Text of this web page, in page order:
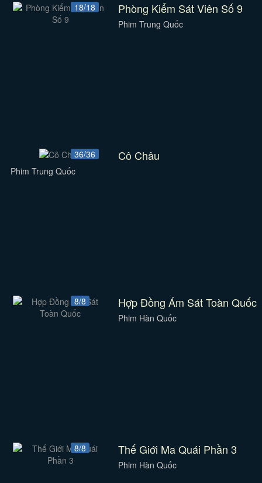
18/18 Phòng Kiểm Sát Viên Số 9
Phim Trung Quốc
36/36 Cô Châu
Phim Trung Quốc
8/8 Hợp Đồng Ám Sát Toàn Quốc
Phim Hàn Quốc
8/8 Thế Giới Ma Quái Phần 3
Phim Hàn Quốc